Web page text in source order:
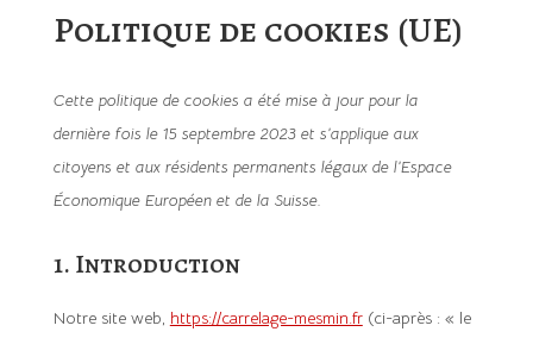
Politique de cookies (UE)
Cette politique de cookies a été mise à jour pour la
dernière fois le 15 septembre 2023 et s’applique aux
citoyens et aux résidents permanents légaux de l’Espace
Économique Européen et de la Suisse.
1. Introduction
Notre site web, https://carrelage-mesmin.fr(ci-après : « le